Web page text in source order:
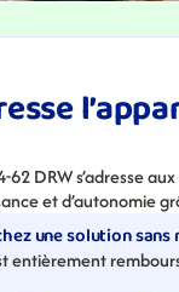
62 DRW s’adresse
et d’autonomie
une solution sans
entièrement